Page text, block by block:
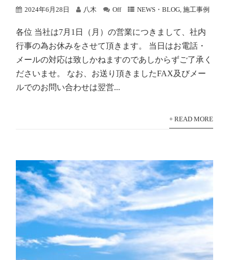
2024年6月28日 八木 Off NEWS・BLOG,施工事例
各位 当社は7月1日（月）の営業につきまして、社内
行事の為お休みをさせて頂きます。 当日はお電話・
メールの対応は致しかねますのであしからずご了承く
ださいませ。 なお、お送り頂きましたFAX及びメー
ルでのお問い合わせは翌営...
+ READ MORE